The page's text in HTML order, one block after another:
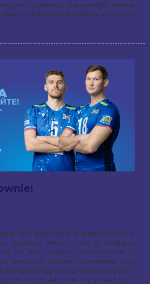
z „Jeniseju”. Nie pomogło: obrona
Panov i Alexander Kostadinov przynoszą
serii play-offów w mistrzostwach z
podobna seria z nimi w Pucharze
za to jest odejście „Jarosławicza” i
zawodów: zamiast oczekiwanej fazy
Six odbędą się jeszcze dwie rundy play-
tym razem uda nam się powalczyć z